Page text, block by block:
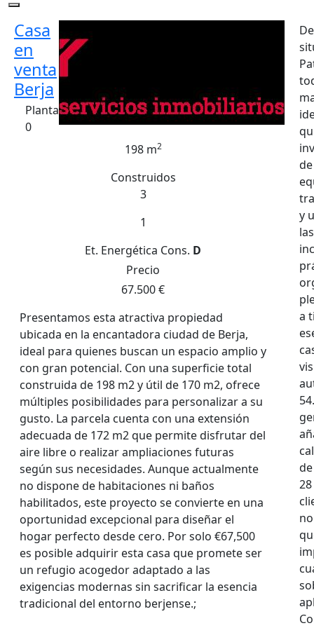
Casa
en
venta
Berja
Planta
0
198 m2
Construidos
3
1
Et. Energética Cons. D
Precio
67.500 €
Presentamos esta atractiva propiedad
ubicada en la encantadora ciudad de Berja,
ideal para quienes buscan un espacio amplio y
con gran potencial. Con una superficie total
construida de 198 m2 y útil de 170 m2, ofrece
múltiples posibilidades para personalizar a su
gusto. La parcela cuenta con una extensión
adecuada de 172 m2 que permite disfrutar del
aire libre o realizar ampliaciones futuras
según sus necesidades. Aunque actualmente
no dispone de habitaciones ni baños
habilitados, este proyecto se convierte en una
oportunidad excepcional para diseñar el
hogar perfecto desde cero. Por solo €67,500
es posible adquirir esta casa que promete ser
un refugio acogedor adaptado a las
exigencias modernas sin sacrificar la esencia
tradicional del entorno berjense.;
y
a